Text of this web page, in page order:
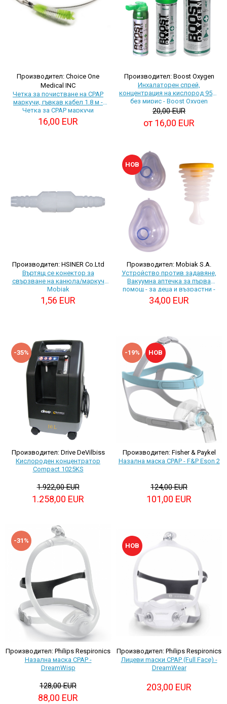
произвежда)
Медицински кислороден спрей
Назални канюли
Производител: Choice One
Medical INC
Четка за почистване на CPAP
маркучи, гъвкав кабел 1.8 м -
Четка за CPAP маркучи
16,00 EUR
Производител: Boost Oxygen
Инхалаторен спрей,
концентрация на кислород 95%,
без мирис - Boost Oxygen
20,00 EUR
от 16,00 EUR
Производител: HSINER Co.Ltd
Въртящ се конектор за
свързване на канюла/маркуч
Mobiak
1,56 EUR
НОВ
Производител: Mobiak S.A.
Устройство против задавяне,
Вакуумна аптечка за първа
помощ - за деца и възрастни -
Mobiak
34,00 EUR
-35%
Производител: Drive DeVilbiss
Кислороден концентратор
Compact 1025KS
1.922,00 EUR
1.258,00 EUR
-19% НОВ
Производител: Fisher & Paykel
Назална маска CPAP - F&P Eson 2
124,00 EUR
101,00 EUR
-31%
Производител: Philips Respironics
Назална маска CPAP -
DreamWisp
128,00 EUR
88,00 EUR
НОВ
Производител: Philips Respironics
Лицеви mаски CPAP (Full Face) -
DreamWear
203,00 EUR